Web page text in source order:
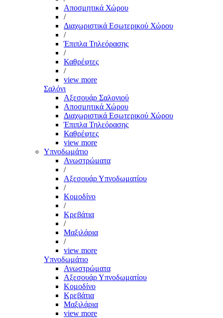
Αποσμητικά Χώρου
/
Διαχωριστικά Εσωτερικού Χώρου
/
Έπιπλα Τηλεόρασης
/
Καθρέφτες
/
view more
Σαλόνι
Αξεσουάρ Σαλονιού
Αποσμητικά Χώρου
Διαχωριστικά Εσωτερικού Χώρου
Έπιπλα Τηλεόρασης
Καθρέφτες
view more
Υπνοδωμάτιο
Ανωστρώματα
/
Αξεσουάρ Υπνοδωματίου
/
Κομοδίνο
/
Κρεβάτια
/
Μαξιλάρια
/
view more
Υπνοδωμάτιο
Ανωστρώματα
Αξεσουάρ Υπνοδωματίου
Κομοδίνο
Κρεβάτια
Μαξιλάρια
view more